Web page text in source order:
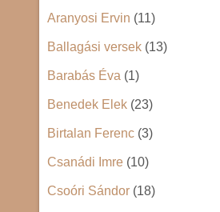
Aranyosi Ervin (11)
Ballagási versek (13)
Barabás Éva (1)
Benedek Elek (23)
Birtalan Ferenc (3)
Csanádi Imre (10)
Csoóri Sándor (18)